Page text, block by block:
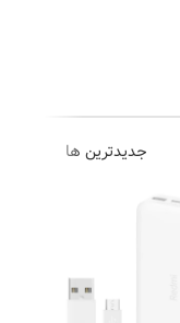
جدیدترین ها